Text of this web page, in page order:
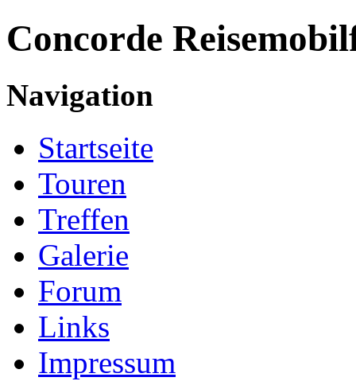
Concorde
Navigation
Startseite
Touren
Treffen
Galerie
Forum
Links
Impressum